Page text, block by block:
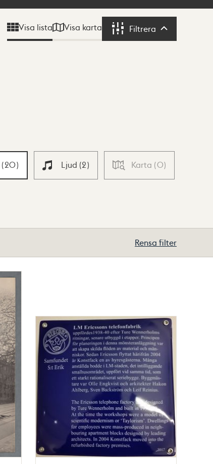
Visa lista Visa karta Filtrera Filtrera
(20) Ljud (2) Karta (0)
Rensa filter